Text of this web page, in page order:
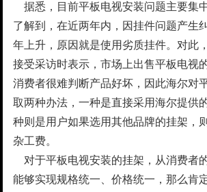
据悉，目前平板电视安装问题主要集
了解到，在近两年内，因挂件问题产生
年上升，原因就是使用劣质挂件。对此
接受采访时表示，市场上出售平板电视
消费者很难判断产品好坏，因此海尔对
取两种办法，一种是直接采用海尔提供
种则是用户如果选用其他品牌的挂架，
杂工费。
对于平板电视安装的挂架，从消费者
能够实现规格统一、价格统一，那么肯